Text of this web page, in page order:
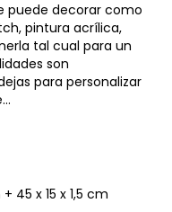
puede decorar como
pintura acrílica,
tal cual para un
son
para personalizar
+ 45 x 15 x 1,5 cm